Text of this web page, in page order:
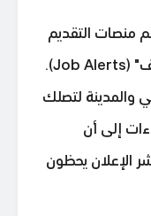
منصات التقديم
على وظائف خاصية "تنبيهات الوظائف" (Job Alerts).
والمدينة لتصلك
إلى أن
ساعة من نشر الإعلان يحظون